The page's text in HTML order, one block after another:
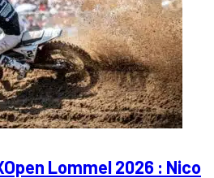
Lommel 2026 : Nico